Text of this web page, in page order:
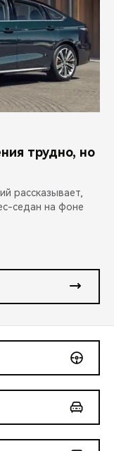
трудно, но
рассказывает,
седан на фоне